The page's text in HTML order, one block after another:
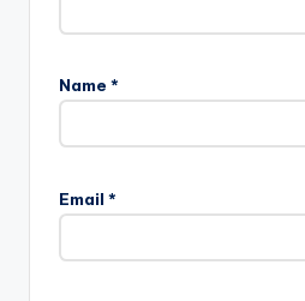
Name *
Email *